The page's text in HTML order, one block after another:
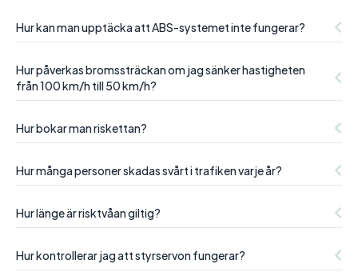
Hur kan man upptäcka att ABS-systemet inte fungerar?
Hur påverkas bromssträckan om jag sänker hastigheten
från 100 km/h till 50 km/h?
Hur bokar man riskettan?
Hur många personer skadas svårt i trafiken varje år?
Hur länge är risktvåan giltig?
Hur kontrollerar jag att styrservon fungerar?